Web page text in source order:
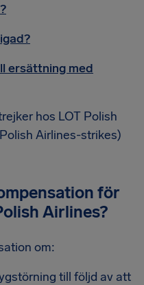
ersättning med
hos LOT Polish
Airlines-strikes)
för
Airlines?
om:
till följd av att